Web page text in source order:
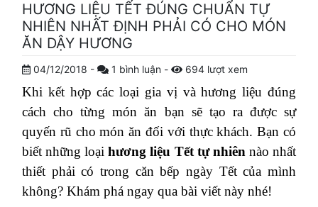
HƯƠNG LIỆU TẾT ĐÚNG CHUẨN TỰ
NHIÊN NHẤT ĐỊNH PHẢI CÓ CHO MÓN
ĂN DẬY HƯƠNG
04/12/2018 - 1 bình luận - 694 lượt xem
Khi kết hợp các loại gia vị và hương liệu đúng
cách cho từng món ăn bạn sẽ tạo ra được sự
quyến rũ cho món ăn đối với thực khách. Bạn có
biết những loại hương liệu Tết tự nhiên nào nhất
thiết phải có trong căn bếp ngày Tết của mình
không? Khám phá ngay qua bài viết này nhé!